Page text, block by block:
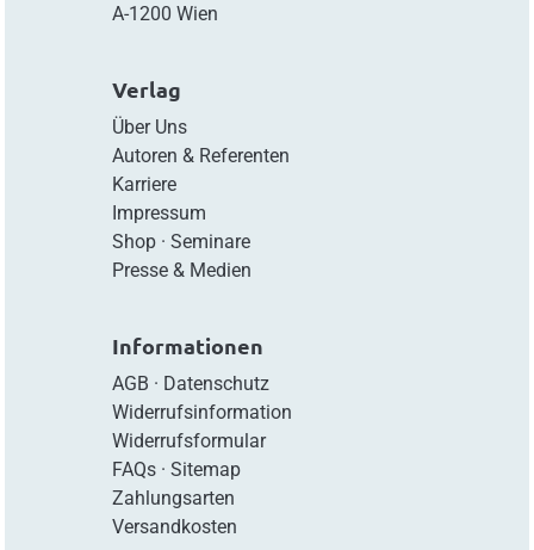
A-1200 Wien
Verlag
Über Uns
Autoren & Referenten
Karriere
Impressum
Shop· Seminare
Presse & Medien
Informationen
AGB · Datenschutz
Widerrufsinformation
Widerrufsformular
FAQs· Sitemap
Zahlungsarten
Versandkosten